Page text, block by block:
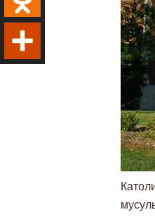
Odnoklassniki